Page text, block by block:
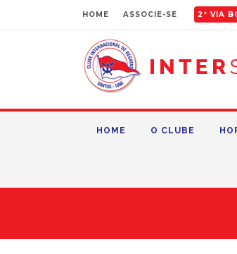
HOME ASSOCIE-SE 2ª VIA
HOME O CLUBE